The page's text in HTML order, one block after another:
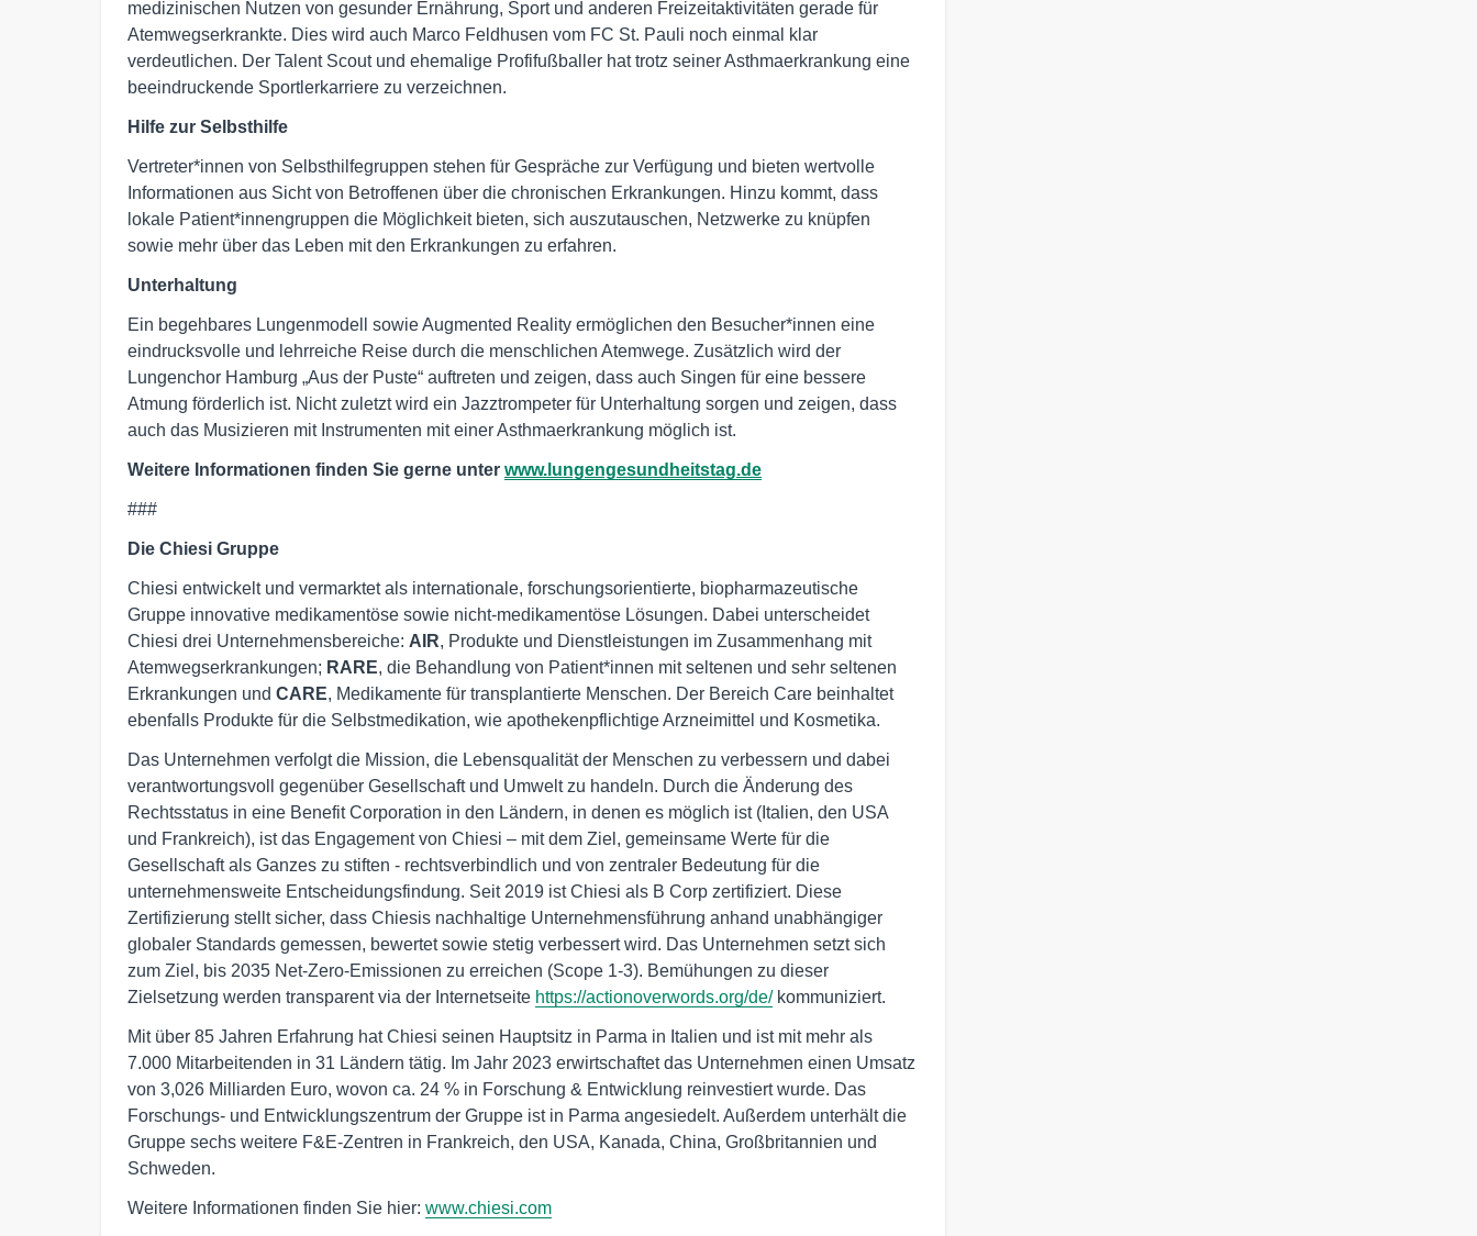
medizinischen Nutzen von gesunder Ernährung, Sport und anderen Freizeitaktivitäten gerade für
Atemwegserkrankte. Dies wird auch Marco Feldhusen vom FC St. Pauli noch einmal klar
verdeutlichen. Der Talent Scout und ehemalige Profifußballer hat trotz seiner Asthmaerkrankung eine
beeindruckende Sportlerkarriere zu verzeichnen.
Hilfe zur Selbsthilfe
Vertreter*innen von Selbsthilfegruppen stehen für Gespräche zur Verfügung und bieten wertvolle
Informationen aus Sicht von Betroffenen über die chronischen Erkrankungen. Hinzu kommt, dass
lokale Patient*innengruppen die Möglichkeit bieten, sich auszutauschen, Netzwerke zu knüpfen
sowie mehr über das Leben mit den Erkrankungen zu erfahren.
Unterhaltung
Ein begehbares Lungenmodell sowie Augmented Reality ermöglichen den Besucher*innen eine
eindrucksvolle und lehrreiche Reise durch die menschlichen Atemwege. Zusätzlich wird der
Lungenchor Hamburg „Aus der Puste“ auftreten und zeigen, dass auch Singen für eine bessere
Atmung förderlich ist. Nicht zuletzt wird ein Jazztrompeter für Unterhaltung sorgen und zeigen, dass
auch das Musizieren mit Instrumenten mit einer Asthmaerkrankung möglich ist.
Weitere Informationen finden Sie gerne unter www.lungengesundheitstag.de
###
Die Chiesi Gruppe
Chiesi entwickelt und vermarktet als internationale, forschungsorientierte, biopharmazeutische
Gruppe innovative medikamentöse sowie nicht-medikamentöse Lösungen. Dabei unterscheidet
Chiesi drei Unternehmensbereiche: AIR, Produkte und Dienstleistungen im Zusammenhang mit
Atemwegserkrankungen; RARE, die Behandlung von Patient*innen mit seltenen und sehr seltenen
Erkrankungen und CARE, Medikamente für transplantierte Menschen. Der Bereich Care beinhaltet
ebenfalls Produkte für die Selbstmedikation, wie apothekenpflichtige Arzneimittel und Kosmetika.
Das Unternehmen verfolgt die Mission, die Lebensqualität der Menschen zu verbessern und dabei
verantwortungsvoll gegenüber Gesellschaft und Umwelt zu handeln. Durch die Änderung des
Rechtsstatus in eine Benefit Corporation in den Ländern, in denen es möglich ist (Italien, den USA
und Frankreich), ist das Engagement von Chiesi – mit dem Ziel, gemeinsame Werte für die
Gesellschaft als Ganzes zu stiften - rechtsverbindlich und von zentraler Bedeutung für die
unternehmensweite Entscheidungsfindung. Seit 2019 ist Chiesi als B Corp zertifiziert. Diese
Zertifizierung stellt sicher, dass Chiesis nachhaltige Unternehmensführung anhand unabhängiger
globaler Standards gemessen, bewertet sowie stetig verbessert wird. Das Unternehmen setzt sich
zum Ziel, bis 2035 Net-Zero-Emissionen zu erreichen (Scope 1-3). Bemühungen zu dieser
Zielsetzung werden transparent via der Internetseite https://actionoverwords.org/de/kommuniziert.
Mit über 85 Jahren Erfahrung hat Chiesi seinen Hauptsitz in Parma in Italien und ist mit mehr als
7.000 Mitarbeitenden in 31 Ländern tätig. Im Jahr 2023 erwirtschaftet das Unternehmen einen Umsatz
von 3,026 Milliarden Euro, wovon ca. 24 % in Forschung & Entwicklung reinvestiert wurde. Das
Forschungs- und Entwicklungszentrum der Gruppe ist in Parma angesiedelt. Außerdem unterhält die
Gruppe sechs weitere F&E-Zentren in Frankreich, den USA, Kanada, China, Großbritannien und
Schweden.
Weitere Informationen finden Sie hier: www.chiesi.com